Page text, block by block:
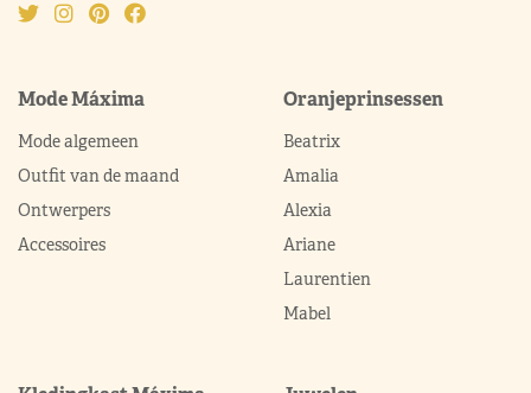
Mode Máxima
Mode algemeen
Outfit van de maand
Ontwerpers
Accessoires
Oranjeprinsessen
Beatrix
Amalia
Alexia
Ariane
Laurentien
Mabel